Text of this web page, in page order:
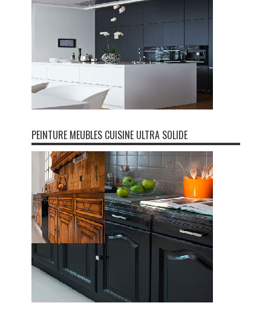
PEINTURE MEUBLES CUISINE ULTRA SOLIDE